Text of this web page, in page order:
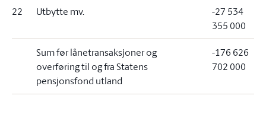
22 Utbytte mv.
-27 534
355 000
Sum før lånetransaksjoner og
overføring til og fra Statens
pensjonsfond utland
-176 626
702 000